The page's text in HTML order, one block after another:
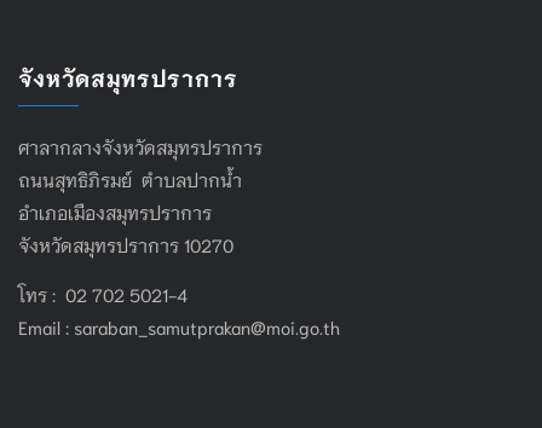
จังหวัดสมุทรปราการ
ศาลากลางจังหวัดสมุทรปราการ
ถนนสุทธิภิรมย์ ตำบลปากน้ำ
อำเภอเมืองสมุทรปราการ
จังหวัดสมุทรปราการ 10270
โทร : 02 702 5021-4
Email : saraban_samutprakan@moi.go.th